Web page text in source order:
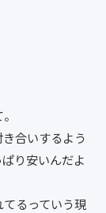
合いするよう
り安いんだよ
るっていう現